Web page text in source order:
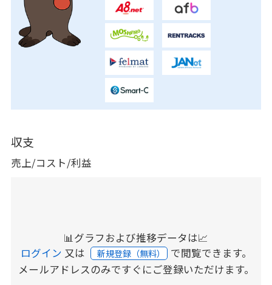
収支
売上/コスト/利益
📊グラフおよび推移データは📈
ログイン 又は 新規登録（無料） で閲覧できます。
メールアドレスのみですぐにご登録いただけます。